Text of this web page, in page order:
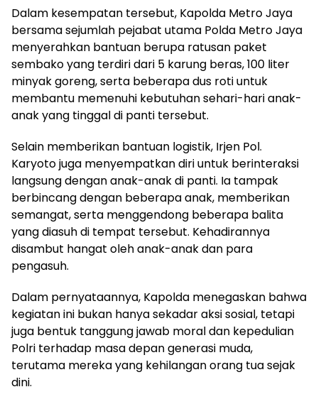
Dalam kesempatan tersebut, Kapolda Metro Jaya
bersama sejumlah pejabat utama Polda Metro Jaya
menyerahkan bantuan berupa ratusan paket
sembako yang terdiri dari 5 karung beras, 100 liter
minyak goreng, serta beberapa dus roti untuk
membantu memenuhi kebutuhan sehari-hari anak-
anak yang tinggal di panti tersebut.
Selain memberikan bantuan logistik, Irjen Pol.
Karyoto juga menyempatkan diri untuk berinteraksi
langsung dengan anak-anak di panti. Ia tampak
berbincang dengan beberapa anak, memberikan
semangat, serta menggendong beberapa balita
yang diasuh di tempat tersebut. Kehadirannya
disambut hangat oleh anak-anak dan para
pengasuh.
Dalam pernyataannya, Kapolda menegaskan bahwa
kegiatan ini bukan hanya sekadar aksi sosial, tetapi
juga bentuk tanggung jawab moral dan kepedulian
Polri terhadap masa depan generasi muda,
terutama mereka yang kehilangan orang tua sejak
dini.